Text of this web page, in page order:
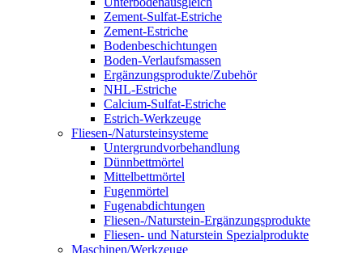
Zement-Sulfat-Estriche
Zement-Estriche
Bodenbeschichtungen
Boden-Verlaufsmassen
Ergänzungsprodukte/Zubehör
NHL-Estriche
Calcium-Sulfat-Estriche
Estrich-Werkzeuge
Fliesen-/Natursteinsysteme
Untergrundvorbehandlung
Dünnbettmörtel
Mittelbettmörtel
Fugenmörtel
Fugenabdichtungen
Fliesen-/Naturstein-Ergänzungsprodukte
Fliesen- und Naturstein Spezialprodukte
Maschinen/Werkzeuge